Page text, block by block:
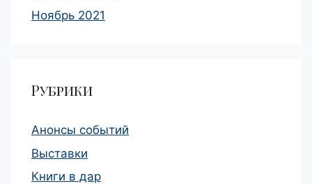
Ноябрь 2021
Рубрики
Анонсы событий
Выставки
Книги в дар